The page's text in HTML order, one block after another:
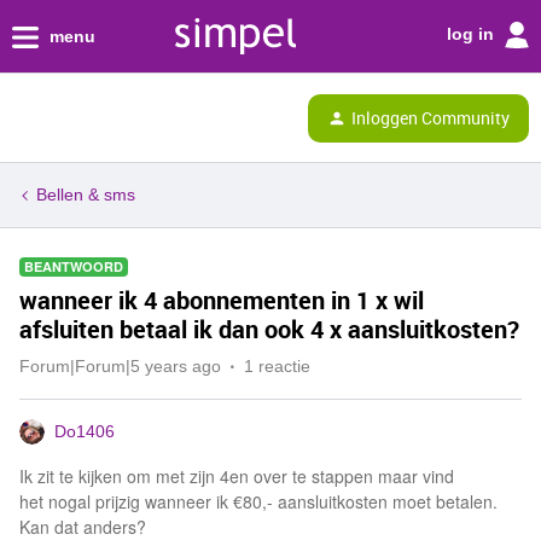
menu log in
Inloggen Community
Bellen & sms
BEANTWOORD
wanneer ik 4 abonnementen in 1 x wil
afsluiten betaal ik dan ook 4 x aansluitkosten?
Forum|Forum|5 years ago 1 reactie
Do1406
Ik zit te kijken om met zijn 4en over te stappen maar vind
het nogal prijzig wanneer ik €80,- aansluitkosten moet betalen.
Kan dat anders?